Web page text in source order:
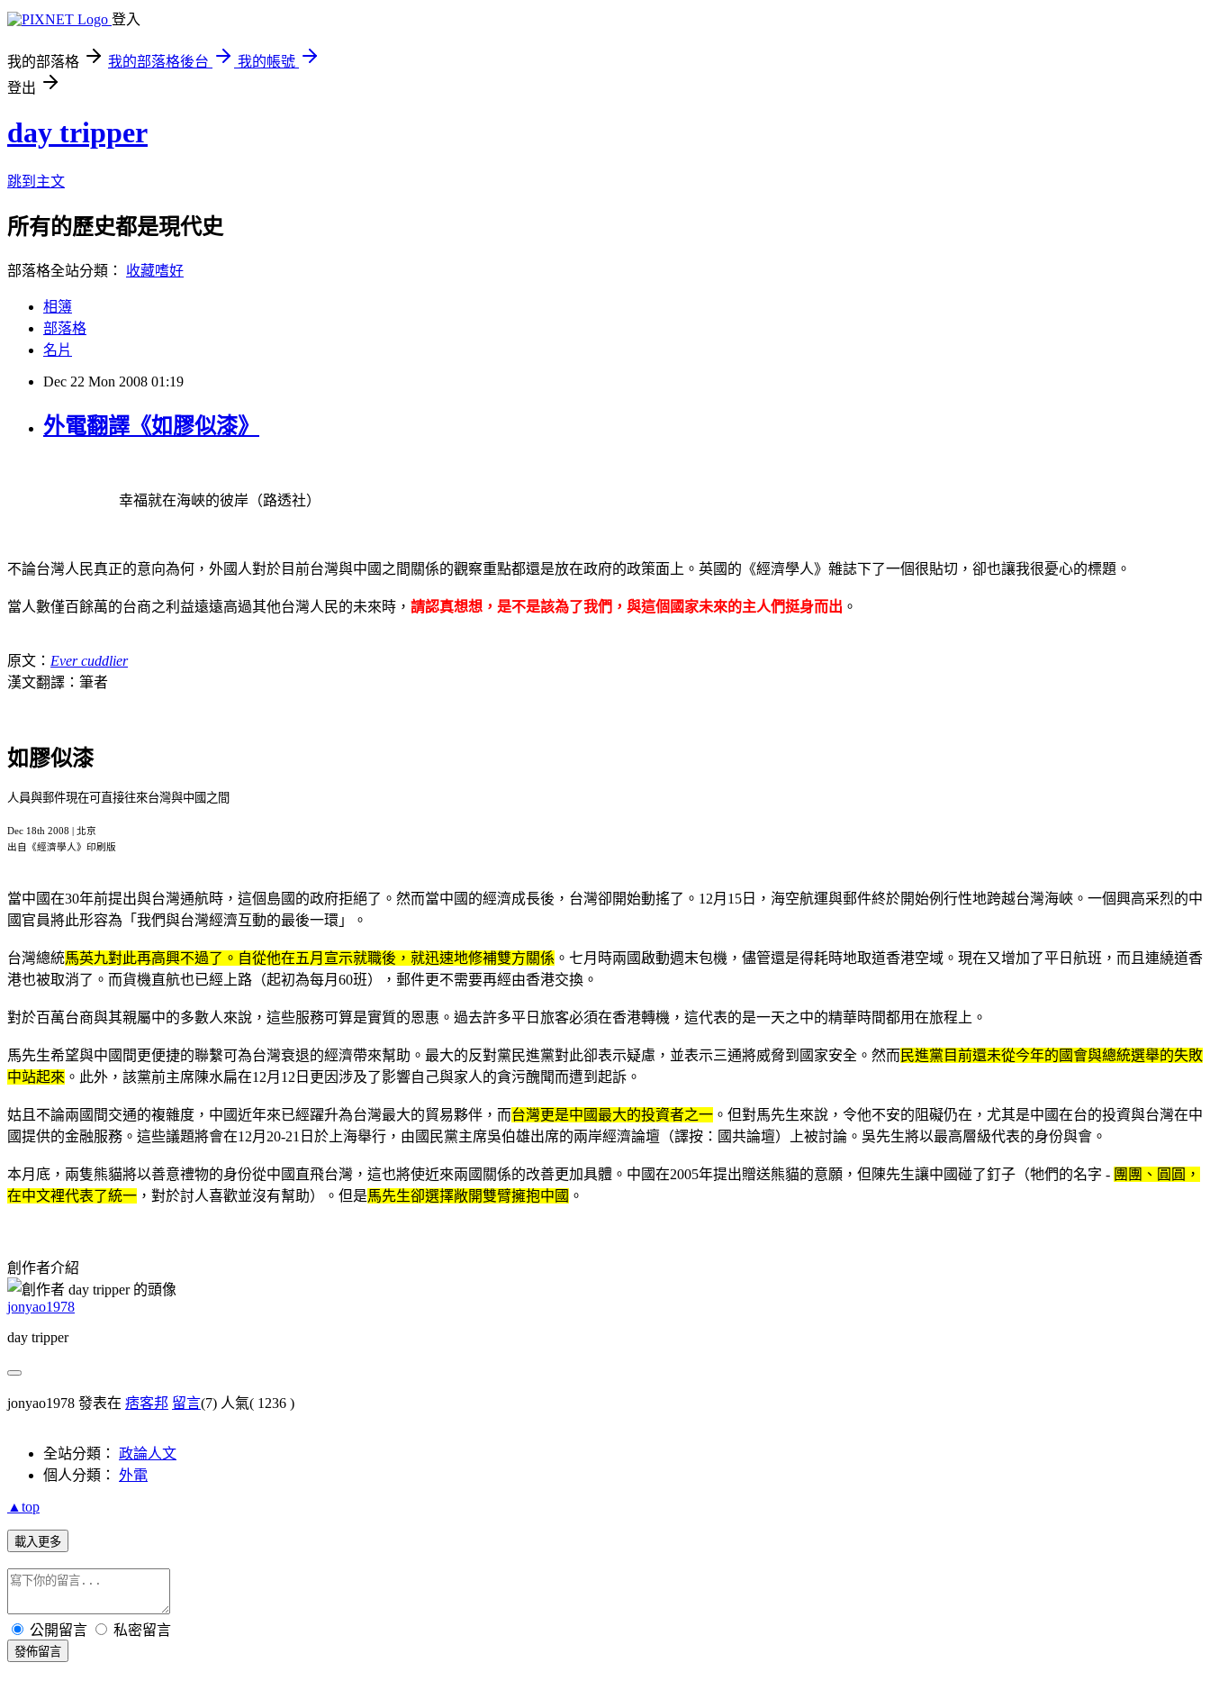
登入
我的部落格 我的部落格後台
我的帳號
登出
day tripper
跳到主文
所有的歷史都是現代史
部落格全站分類： 收藏嗜好
相簿
部落格
名片
Dec 22 Mon 2008 01:19
外電翻譯《如膠似漆》
幸福就在海峽的彼岸（路透社）
不論台灣人民真正的意向為何，外國人對於目前台灣與中國之間關係的觀察重點都還是放在政府的政策面上。英國的《經濟學人》雜誌下了一個很貼切，卻也讓我很憂心的標題。
當人數僅百餘萬的台商之利益遠遠高過其他台灣人民的未來時， 請認真想想，是不是該為了我們，與這個國家未來的主人們挺身而出 。
原文 ： Ever cuddlier
漢文翻譯 ：筆者
如膠似漆
人員與郵件現在可直接往來台灣與中國之間
Dec 18th 2008 | 北京
出自《經濟學人》印刷版
當中國在30年前提出與台灣通航時，這個島國的政府拒絕了。然而當中國的經濟成長後，台灣卻開始動搖了。12月15日，海空航運與郵件終於開始例行性地跨越台灣海峽。一個興高采烈的中
國官員將此形容為「我們與台灣經濟互動的最後一環」。
台灣總統馬英九對此再高興不過了。自從他在五月宣示就職後，就迅速地修補雙方關係 。七月時兩國啟動週末包機，儘管還是得耗時地取道香港空域。現在又增加了平日航班，而且連繞道香
港也被取消了。而貨機直航也已經上路（起初為每月60班），郵件更不需要再經由香港交換。
對於百萬台商與其親屬中的多數人來說，這些服務可算是實質的恩惠。過去許多平日旅客必須在香港轉機，這代表的是一天之中的精華時間都用在旅程上。
馬先生希望與中國間更便捷的聯繫可為台灣衰退的經濟帶來幫助。最大的反對黨民進黨對此卻表示疑慮，並表示三通將威脅到國家安全。然而 民進黨目前還未從今年的國會與總統選舉的失敗
中站起來 。此外，該黨前主席陳水扁在12月12日更因涉及了影響自己與家人的貪污醜聞而遭到起訴。
姑且不論兩國間交通的複雜度，中國近年來已經躍升為台灣最大的貿易夥伴，而台灣更是中國最大的投資者之一 。但對馬先生來說，令他不安的阻礙仍在，尤其是中國在台的投資與台灣在中
國提供的金融服務。這些議題將會在12月20-21日於上海舉行，由國民黨主席吳伯雄出席的兩岸經濟論壇（譯按：國共論壇）上被討論。吳先生將以最高層級代表的身份與會。
本月底，兩隻熊貓將以善意禮物的身份從中國直飛台灣，這也將使近來兩國關係的改善更加具體。中國在2005年提出贈送熊貓的意願，但陳先生讓中國碰了釘子（牠們的名字 - 團團、圓圓，
在中文裡代表了統一 ，對於討人喜歡並沒有幫助）。但是馬先生卻選擇敞開雙臂擁抱中國 。
創作者介紹
jonyao1978
day tripper
jonyao1978 發表在 痞客邦 留言(7) 人氣( 1236 )
全站分類： 政論人文
個人分類： 外電
▲top
載入更多
公開留言 私密留言
發佈留言